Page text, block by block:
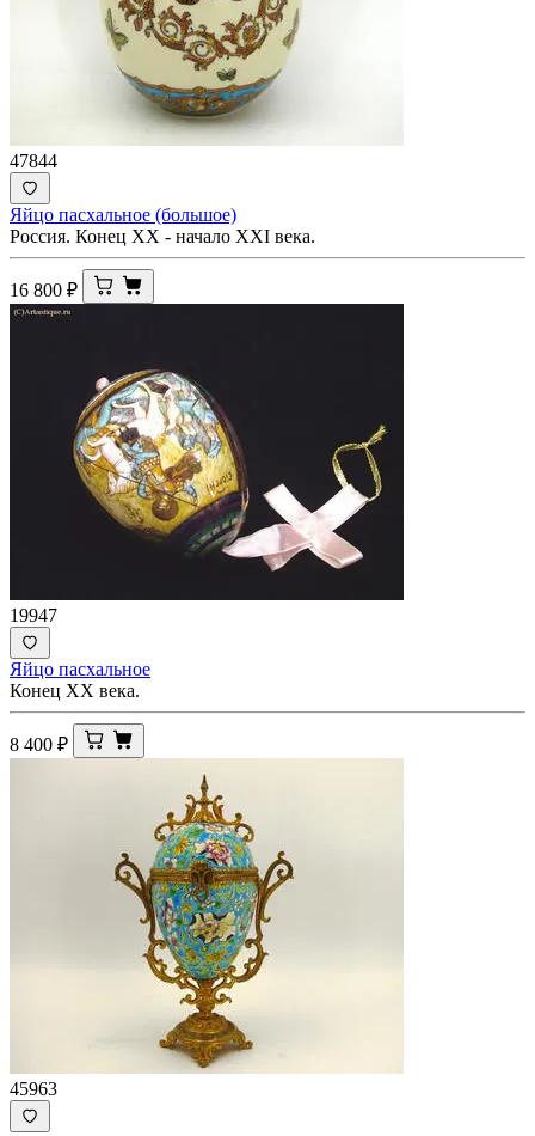
47844
Яйцо пасхальное (большое)
Россия. Конец XX - начало XXI века.
16 800 ₽
19947
Яйцо пасхальное
Конец ХХ века.
8 400 ₽
45963